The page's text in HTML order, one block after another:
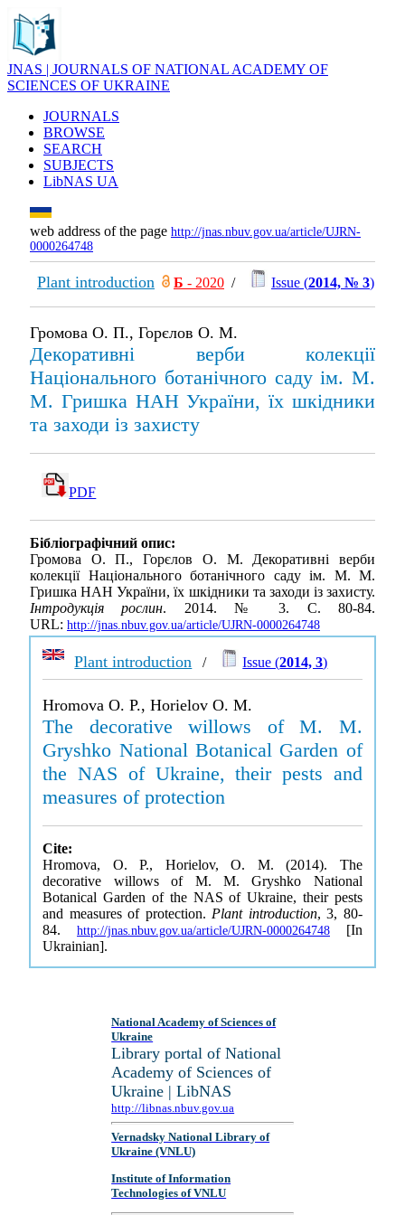
JNAS | JOURNALS OF NATIONAL ACADEMY OF
SCIENCES OF UKRAINE
JOURNALS
BROWSE
SEARCH
SUBJECTS
LibNAS UA
web address of the page http://jnas.nbuv.gov.ua/article/UJRN-
0000264748
Plant introduction Б - 2020 / Issue (2014, № 3)
Громова О. П., Горєлов О. М.
Декоративні верби колекції
Національного ботанічного саду ім. М.
М. Гришка НАН України, їх шкідники
та заходи із захисту
PDF
Бібліографічний опис:
Громова О. П., Горєлов О. М. Декоративні верби
колекції Національного ботанічного саду ім. М. М.
Гришка НАН України, їх шкідники та заходи із захисту.
Інтродукція рослин. 2014. № 3. С. 80-84.
URL: http://jnas.nbuv.gov.ua/article/UJRN-0000264748
Plant introduction / Issue (2014, 3)
Hromova O. P., Horielov O. M.
The decorative willows of M. M.
Gryshko National Botanical Garden of
the NAS of Ukraine, their pests and
measures of protection
Cite:
Hromova, O. P., Horielov, O. M. (2014). The
decorative willows of M. M. Gryshko National
Botanical Garden of the NAS of Ukraine, their pests
and measures of protection. Plant introduction, 3, 80-
84. http://jnas.nbuv.gov.ua/article/UJRN-0000264748 [In
Ukrainian].
National Academy of Sciences of
Ukraine
Library portal of National
Academy of Sciences of
Ukraine | LibNAS
http://libnas.nbuv.gov.ua
Vernadsky National Library of
Ukraine (VNLU)
Institute of Information
Technologies of VNLU